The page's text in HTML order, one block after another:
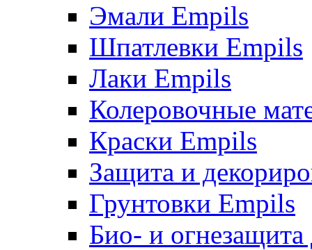
Эмали Empils
Шпатлевки Empils
Лаки Empils
Колеровочные
Краски Empils
Защита и
Грунтовки Empils
Био- и